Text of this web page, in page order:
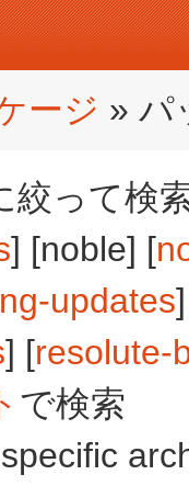
ージ » パ
絞って検
] [noble] [
updates
] [resolute-
で検索